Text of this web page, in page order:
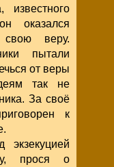
известного
оказался
веру.
пытали
от веры
так не
За своё
к
экзекуцией
прося о